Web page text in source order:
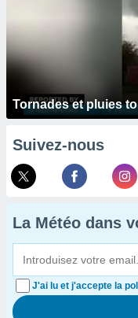
Tornades et pluies
Suivez-nous
La Météo dans
J'ai lu et j'accepte la